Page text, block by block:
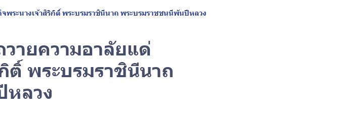
พระนางเจ้าสิริกิติ์ พระบรมราชินีนาถ พระบรมราชชนนีพันปีหลวง
ายความอาลัยแด่
ติ์ พระบรมราชินีนาถ
หลวง